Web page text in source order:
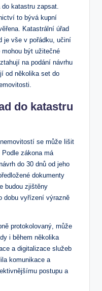
⁣katastru zapsat.⁢
to bývá‍ kupní
Katastrální úřad
je vše ⁤v‍ pořádku, učiní
⁣být užitečné
na podání návrhu
⁢od několika set ⁤do‌
do katastru
se může lišit‍
Podle zákona⁣ má⁣
do 30 dnů od jeho
dokumenty
budou zjištěny
⁢dobu ⁣vyřízení⁤ výrazně
protokolovaný, ⁢může
i ​během několika
a digitalizace služeb
komunikace a
postupu a